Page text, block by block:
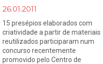
26.01.2011
15 presépios elaborados com
criatividade a partir de materiais
reutilizados participaram num
concurso recentemente
promovido pelo Centro de